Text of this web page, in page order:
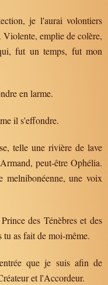
je l'aurai volontiers
Violente, emplie de colère,
fut un temps, fut mon
en larme.
il s'effondre.
telle une rivière de lave
peut-être Ophélia.
melnibonéenne, une voix
des Ténèbres et des
as fait de moi-même.
que je suis afin de
et l'Accordeur.